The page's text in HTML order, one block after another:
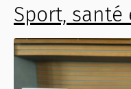
Sport, santé